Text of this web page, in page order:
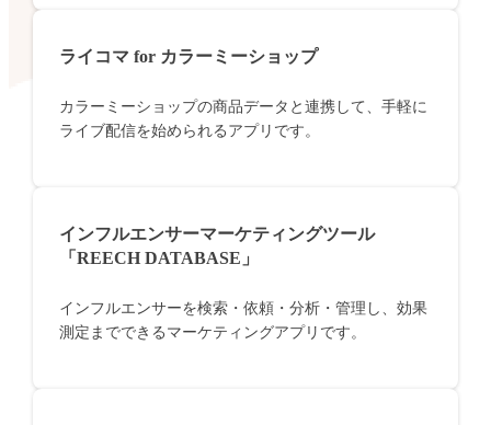
ライコマ for カラーミーショップ
カラーミーショップの商品データと連携して、手軽に
ライブ配信を始められるアプリです。
インフルエンサーマーケティングツール
「REECH DATABASE」
インフルエンサーを検索・依頼・分析・管理し、効果
測定までできるマーケティングアプリです。